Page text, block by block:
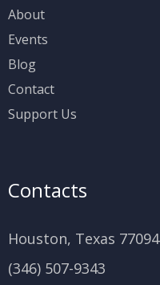
About
Events
Blog
Contact
Support Us
Contacts
Houston, Texas 77094
(346) 507-9343